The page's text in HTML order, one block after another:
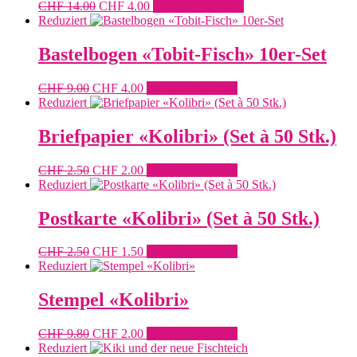
CHF14.00 Ursprünglicher
Preis
CHF 14.00
CHF 4.00Aktueller
Preis
CHF 4.00.
Reduziert
Bastelbogen «Tobit-Fisch» 10er-Set
CHF9.00 Ursprünglicher
Preis
CHF 9.00
CHF 4.00Aktueller
Preis
CHF 4.00.
Reduziert
Briefpapier «Kolibri» (Set à 50 Stk.)
CHF2.50 Ursprünglicher
Preis
CHF 2.50
CHF 2.00Aktueller
Preis
CHF 2.00.
Reduziert
Postkarte «Kolibri» (Set à 50 Stk.)
CHF2.50 Ursprünglicher
Preis
CHF 2.50
CHF 1.50Aktueller
Preis
CHF 1.50.
Reduziert
Stempel «Kolibri»
CHF9.80 Ursprünglicher
Preis
CHF 2.00Aktueller
Preis
Reduziert